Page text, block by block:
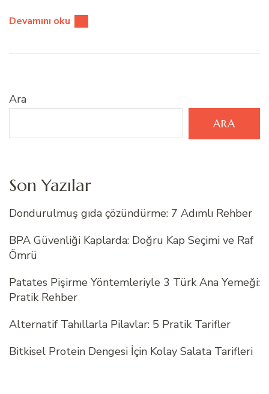
Devamını oku
Ara
ARA
Son Yazılar
Dondurulmuş gıda çözündürme: 7 Adımlı Rehber
BPA Güvenliği Kaplarda: Doğru Kap Seçimi ve Raf
Ömrü
Patates Pişirme Yöntemleriyle 3 Türk Ana Yemeği:
Pratik Rehber
Alternatif Tahıllarla Pilavlar: 5 Pratik Tarifler
Bitkisel Protein Dengesi İçin Kolay Salata Tarifleri